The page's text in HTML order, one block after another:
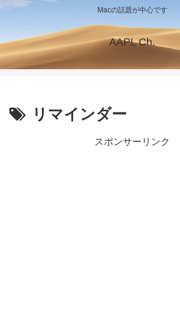
Macの話題が中心です
AAPL Ch.
リマインダー
スポンサーリンク